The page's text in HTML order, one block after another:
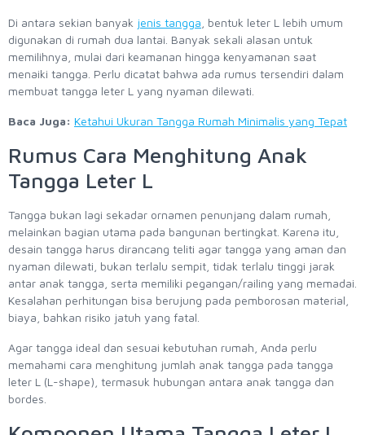
Di antara sekian banyak jenis tangga , bentuk leter L lebih umum
digunakan di rumah dua lantai. Banyak sekali alasan untuk
memilihnya, mulai dari keamanan hingga kenyamanan saat
menaiki tangga. Perlu dicatat bahwa ada rumus tersendiri dalam
membuat tangga leter L yang nyaman dilewati.
Baca Juga: Ketahui Ukuran Tangga Rumah Minimalis yang Tepat
Rumus Cara Menghitung Anak
Tangga Leter L
Tangga bukan lagi sekadar ornamen penunjang dalam rumah,
melainkan bagian utama pada bangunan bertingkat. Karena itu,
desain tangga harus dirancang teliti agar tangga yang aman dan
nyaman dilewati, bukan terlalu sempit, tidak terlalu tinggi jarak
antar anak tangga, serta memiliki pegangan/railing yang memadai.
Kesalahan perhitungan bisa berujung pada pemborosan material,
biaya, bahkan risiko jatuh yang fatal.
Agar tangga ideal dan sesuai kebutuhan rumah, Anda perlu
memahami cara menghitung jumlah anak tangga pada tangga
leter L (L-shape), termasuk hubungan antara anak tangga dan
bordes.